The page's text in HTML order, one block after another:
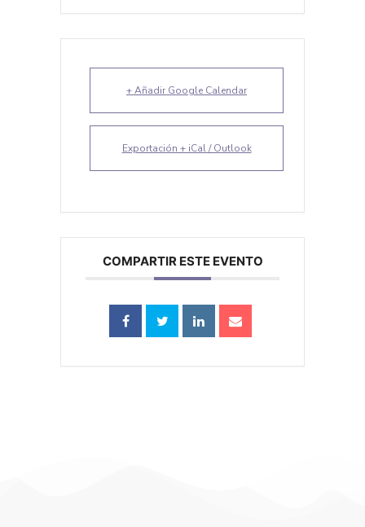
+ Añadir Google Calendar
Exportación + iCal / Outlook
COMPARTIR ESTE EVENTO